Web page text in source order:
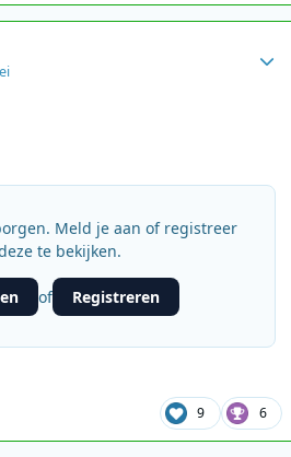
Meld je aan of registreer
te bekijken.
of Registreren
9 6